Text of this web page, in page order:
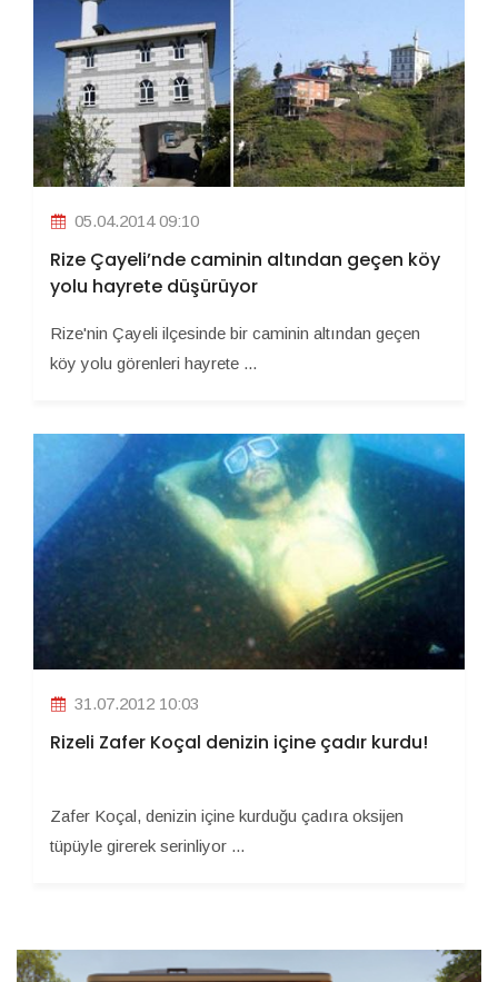
05.04.2014 09:10
Rize Çayeli’nde caminin altından geçen köy
yolu hayrete düşürüyor
Rize'nin Çayeli ilçesinde bir caminin altından geçen
köy yolu görenleri hayrete ...
31.07.2012 10:03
Rizeli Zafer Koçal denizin içine çadır kurdu!
Zafer Koçal, denizin içine kurduğu çadıra oksijen
tüpüyle girerek serinliyor ...